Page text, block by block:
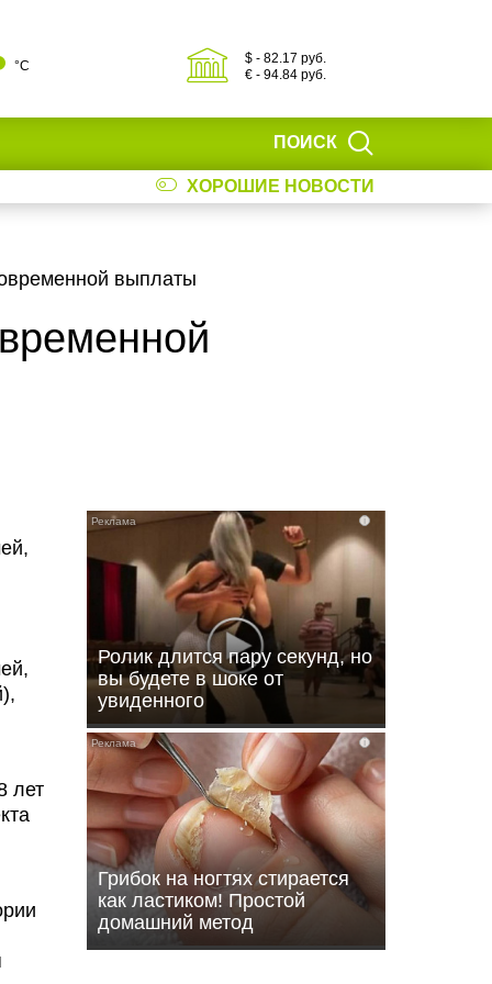
°С
$ - 82.17 руб.
€ - 94.84 руб.
ПОИСК
ХОРОШИЕ НОВОСТИ
выплаты
лет
i
Ролик длится пару секунд, но
вы будете в шоке от
увиденного
i
Грибок на ногтях стирается
как ластиком! Простой
домашний метод